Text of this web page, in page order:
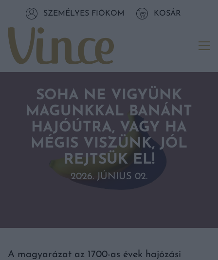
Tovább a tartalomhozSZEMÉLYES FIÓKOM KOSÁR
SOHA NE VIGYÜNK
MAGUNKKAL BANÁNT
HAJÓÚTRA, VAGY HA
MÉGIS VISZÜNK, JÓL
REJTSÜK EL!
2026. JÚNIUS 02.
A magyarázat az 1700-as évek hajózási